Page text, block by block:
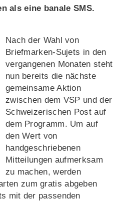
als eine banale SMS.
Nach der Wahl von
Briefmarken-Sujets in den
vergangenen Monaten steht
nun bereits die nächste
gemeinsame Aktion
zwischen dem VSP und der
Schweizerischen Post auf
dem Programm. Um auf
den Wert von
handgeschriebenen
Mitteilungen aufmerksam
zu machen, werden
zum gratis abgeben
mit der passenden